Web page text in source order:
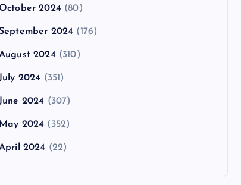
October 2024 (80)
2024 (176)
2024 (310)
July 2024 (351)
June 2024 (307)
May 2024 (352)
2024 (22)